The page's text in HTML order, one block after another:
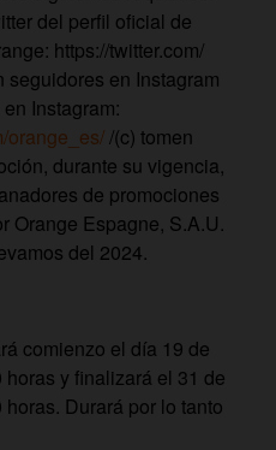
del perfil oficial de
https://twitter.com/
seguidores en Instagram
Instagram:
orange_es//(c) tomen
durante su vigencia,
de promociones
Orange Espagne, S.A.U.
del 2024.
comienzo el día 19 de
y finalizará el 31 de
Durará por lo tanto